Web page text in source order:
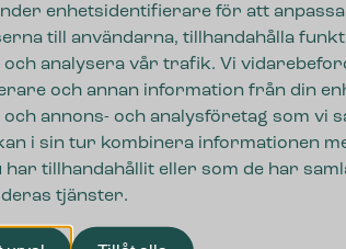
enhetsidentifierare för att
till användarna, tillhandahålla
och analysera vår trafik. Vi
och annan information från din
och annons- och analysföretag som vi
i sin tur kombinera informationen
har tillhandahållit eller som de har
tjänster.